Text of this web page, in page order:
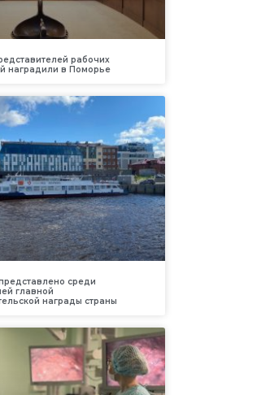
рабочих
наградили в Поморье
среди
главной
награды страны